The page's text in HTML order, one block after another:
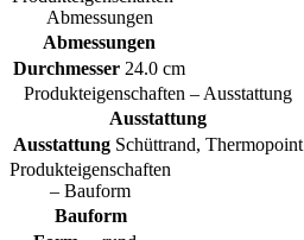
Abmessungen
Abmessungen
Durchmesser 24.0 cm
Produkteigenschaften – Ausstattung
Ausstattung
Ausstattung Schüttrand, Thermopoint
Produkteigenschaften
– Bauform
Bauform